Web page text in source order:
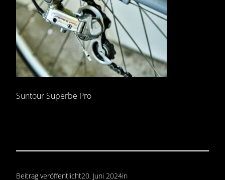
Suntour Superbe Pro
Beitrag veröffentlicht20. Juni 2024in